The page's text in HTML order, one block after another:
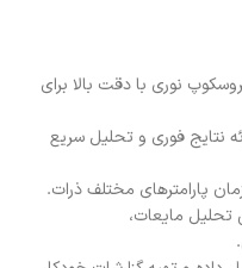
نوری با دقت بالا برای
نتایج فوری و تحلیل سریع
تحلیل مایعات،